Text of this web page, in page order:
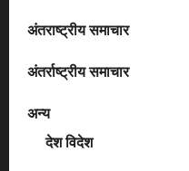
अंतराष्ट्रीय समाचार
अंतर्राष्ट्रीय समाचार
अन्य
देश विदेश